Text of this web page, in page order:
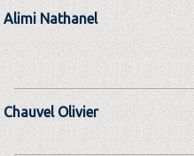
Alimi Nathanel
Chauvel Olivier